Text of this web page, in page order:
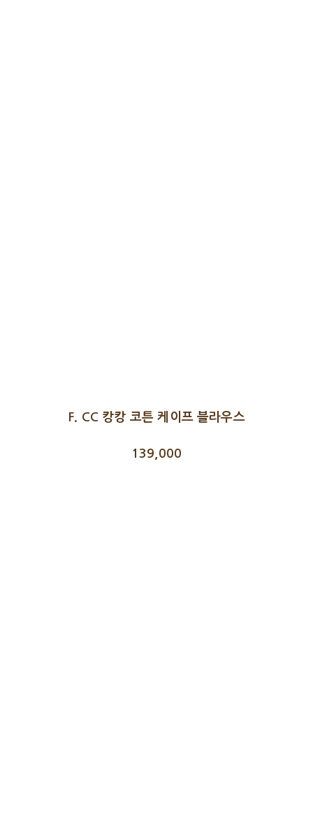
F. CC 캉캉 코튼 케이프 블라우스
139,000